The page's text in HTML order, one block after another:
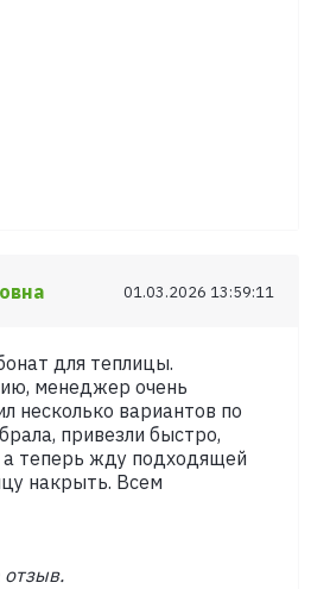
01.03.2026 13:59:11
для теплицы.
менеджер очень
несколько вариантов по
привезли быстро,
а теперь жду подходящей
накрыть. Всем
отзыв.